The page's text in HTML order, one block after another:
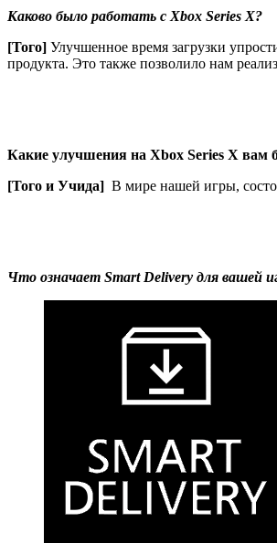
Каково было работать с Xbox Series X?
[Того] Улучшенное время загрузки
продукта. Это также позволило нам
Какие улучшения на Xbox Series X вам
[Того и Учида] В мире нашей игры,
Что означает Smart Delivery для вашей